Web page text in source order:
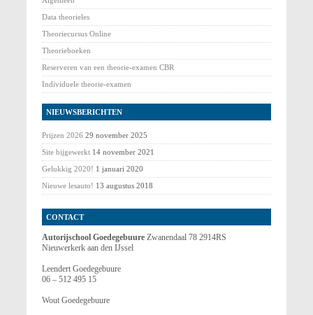
Data theorieles
Theoriecursus Online
Theorieboeken
Reserveren van een theorie-examen CBR
Individuele theorie-examen
NIEUWSBERICHTEN
Prijzen 2026 29 november 2025
Site bijgewerkt 14 november 2021
Gelukkig 2020! 1 januari 2020
Nieuwe lesauto! 13 augustus 2018
CONTACT
Autorijschool Goedegebuure Zwanendaal 78 2914RS
Nieuwerkerk aan den IJssel
Leendert Goedegebuure
06 – 512 495 15
Wout Goedegebuure